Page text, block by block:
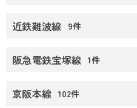
近鉄難波線 9件
阪急電鉄宝塚線 1件
京阪本線 102件